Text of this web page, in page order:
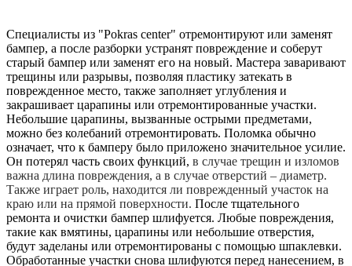
Специалисты из "Pokras center" отремонтируют или заменят
бампер, а после разборки устранят повреждение и соберут
старый бампер или заменят его на новый. Мастера заваривают
трещины или разрывы, позволяя пластику затекать в
поврежденное место, также заполняет углубления и
закрашивает царапины или отремонтированные участки.
Небольшие царапины, вызванные острыми предметами,
можно без колебаний отремонтировать. Поломка обычно
означает, что к бамперу было приложено значительное усилие.
Он потерял часть своих функций, в случае трещин и изломов
важна длина повреждения, а в случае отверстий – диаметр.
Также играет роль, находится ли поврежденный участок на
краю или на прямой поверхности. После тщательного
ремонта и очистки бампер шлифуется. Любые повреждения,
такие как вмятины, царапины или небольшие отверстия,
будут заделаны или отремонтированы с помощью шпаклевки.
Обработанные участки снова шлифуются перед нанесением, в